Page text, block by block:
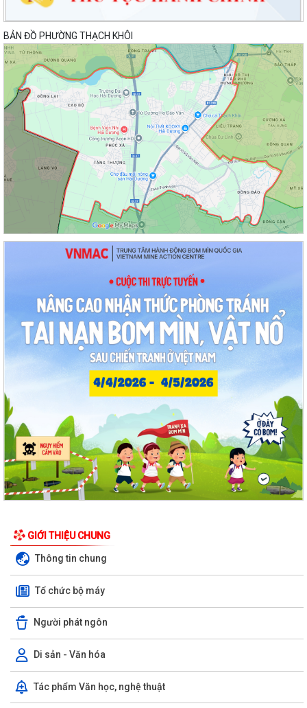
BẢN ĐỒ PHƯỜNG THẠCH KHÔI
GIỚI THIỆU CHUNG
Thông tin chung
Tổ chức bộ máy
Người phát ngôn
Di sản - Văn hóa
Tác phẩm Văn học, nghệ thuật